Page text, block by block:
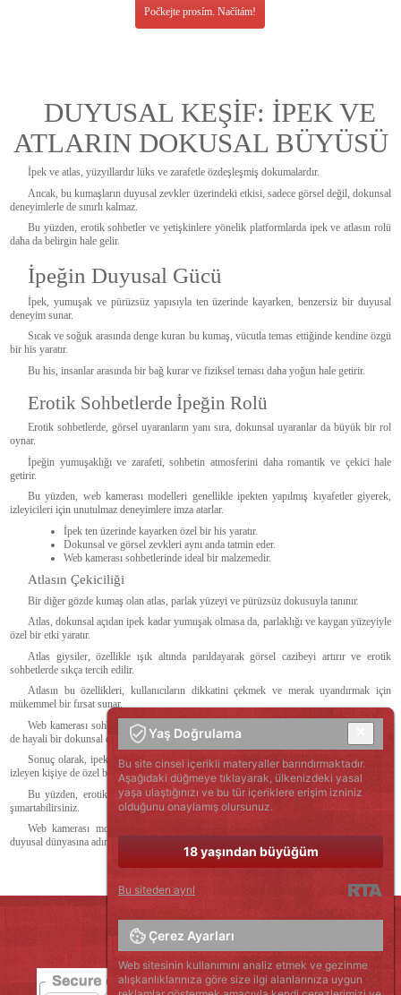
Počkejte prosím. Načítám!
DUYUSAL KEŞİF: İPEK VE
ATLARIN DOKUSAL BÜYÜSÜ
İpek ve atlas, yüzyıllardır lüks ve zarafetle özdeşleşmiş dokumalardır.
Ancak, bu kumaşların duyusal zevkler üzerindeki etkisi, sadece görsel değil, dokunsal
deneyimlerle de sınırlı kalmaz.
Bu yüzden, erotik sohbetler ve yetişkinlere yönelik platformlarda ipek ve atlasın rolü
daha da belirgin hale gelir.
İpeğin Duyusal Gücü
İpek, yumuşak ve pürüzsüz yapısıyla ten üzerinde kayarken, benzersiz bir duyusal
deneyim sunar.
Sıcak ve soğuk arasında denge kuran bu kumaş, vücutla temas ettiğinde kendine özgü
bir his yaratır.
Bu his, insanlar arasında bir bağ kurar ve fiziksel teması daha yoğun hale getirir.
Erotik Sohbetlerde İpeğin Rolü
Erotik sohbetlerde, görsel uyaranların yanı sıra, dokunsal uyaranlar da büyük bir rol
oynar.
İpeğin yumuşaklığı ve zarafeti, sohbetin atmosferini daha romantik ve çekici hale
getirir.
Bu yüzden, web kamerası modelleri genellikle ipekten yapılmış kıyafetler giyerek,
izleyicileri için unutulmaz deneyimlere imza atarlar.
İpek ten üzerinde kayarken özel bir his yaratır.
Dokunsal ve görsel zevkleri aynı anda tatmin eder.
Web kamerası sohbetlerinde ideal bir malzemedir.
Atlasın Çekiciliği
Bir diğer gözde kumaş olan atlas, parlak yüzeyi ve pürüzsüz dokusuyla tanınır.
Atlas, dokunsal açıdan ipek kadar yumuşak olmasa da, parlaklığı ve kaygan yüzeyiyle
özel bir etki yaratır.
Atlas giysiler, özellikle ışık altında parıldayarak görsel cazibeyi artırır ve erotik
sohbetlerde sıkça tercih edilir.
Atlasın bu özellikleri, kullanıcıların dikkatini çekmek ve merak uyandırmak için
mükemmel bir fırsat sunar.
Web kamerası sohbetlerinde atlas kullanılan bir konsept, izleyicilere hem görsel hem
de hayali bir dokunsal deneyim sunabilir.
Sonuç olarak, ipek ve atlas gibi kumaşlar, yalnızca giyen kişiye değil, aynı zamanda
izleyen kişiye de özel bir deneyim sunar.
Bu yüzden, erotik sohbetlerde bu kumaşları kullanarak kendinizi ve izleyicilerinizi
şımartabilirsiniz.
Web kamerası modelleriyle sohbetimize kaydolun ve bu büyüleyici malzemelerin
duyusal dünyasına adım atın!
Yaş Doğrulama
Bu site cinsel içerikli materyaller barındırmaktadır.
Aşağıdaki düğmeye tıklayarak, ülkenizdeki yasal
yaşa ulaştığınızı ve bu tür içeriklere erişim izniniz
olduğunu onaylamış olursunuz.
18 yaşından büyüğüm
Bu siteden ayrıl
Çerez Ayarları
Web sitesinin kullanımını analiz etmek ve gezinme
alışkanlıklarınıza göre size ilgi alanlarınıza uygun